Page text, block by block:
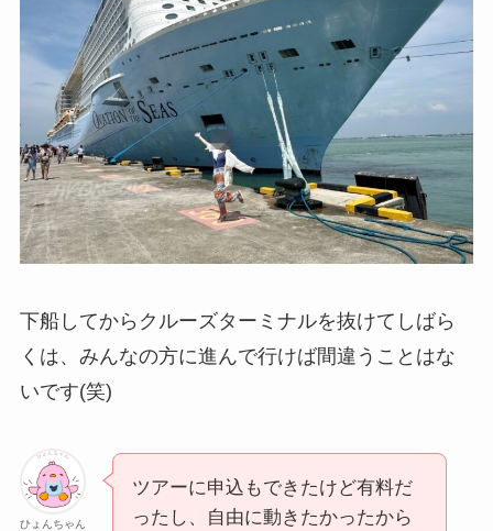
下船してからクルーズターミナルを抜けてしばら
くは、みんなの方に進んで行けば間違うことはな
いです(笑)
ひょんちゃん
ツアーに申込もできたけど有料だ
ったし、自由に動きたかったから